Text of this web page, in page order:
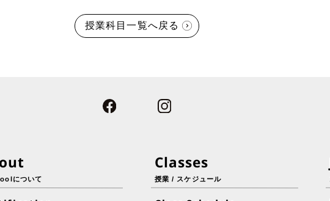
授業科目一覧へ戻る
について
Classes
授業 / スケジュール